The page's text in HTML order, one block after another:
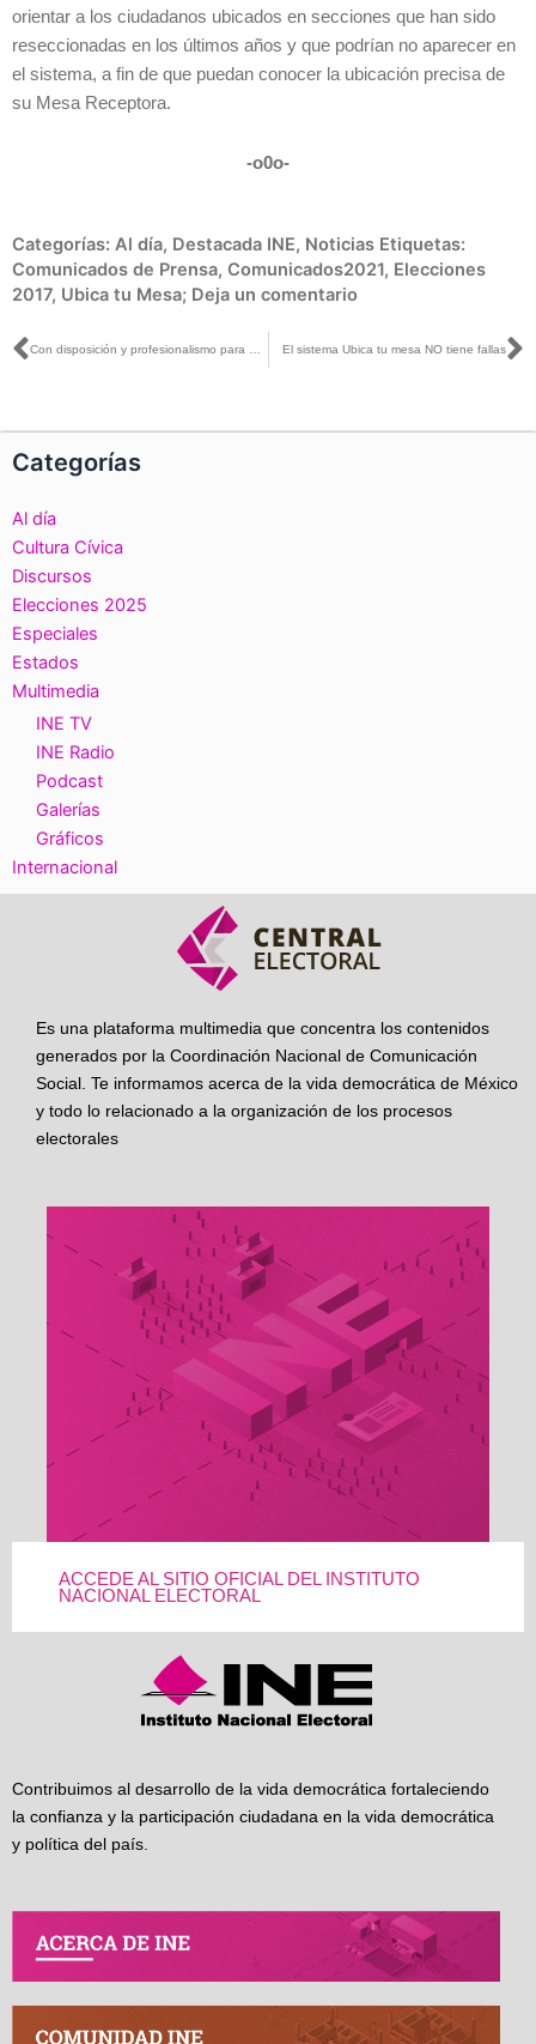
orientar a los ciudadanos ubicados en secciones que han sido
reseccionadas en los últimos años y que podrían no aparecer en
el sistema, a fin de que puedan conocer la ubicación precisa de
su Mesa Receptora.
-o0o-
Categorías: Al día, Destacada INE, Noticias Etiquetas:
Comunicados de Prensa, Comunicados2021, Elecciones
2017, Ubica tu Mesa; Deja un comentario
Ant El sistema Ubica tu mesa NO tiene fallas
Categorías
Al día
Cultura Cívica
Discursos
Elecciones 2025
Especiales
Estados
Multimedia
INE TV
INE Radio
Podcast
Galerías
Gráficos
Internacional
Es una plataforma multimedia que concentra los contenidos
generados por la Coordinación Nacional de Comunicación
Social. Te informamos acerca de la vida democrática de México
y todo lo relacionado a la organización de los procesos
electorales
ACCEDE AL SITIO OFICIAL DEL INSTITUTO
NACIONAL ELECTORAL
Contribuimos al desarrollo de la vida democrática fortaleciendo
la confianza y la participación ciudadana en la vida democrática
y política del país.